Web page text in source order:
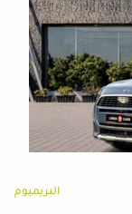
البريميوم